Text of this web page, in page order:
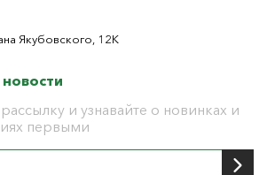
Якубовского, 12К
и узнавайте о новинках и
первыми